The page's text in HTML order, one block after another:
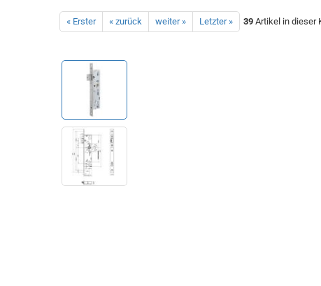
« Erster « zurück weiter » Letzter » 39Artikel in dieser